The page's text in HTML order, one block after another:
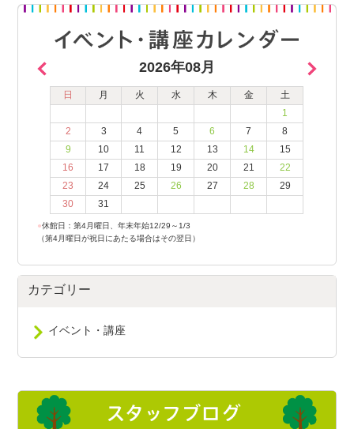
2026年08月
日 月 火 水 木 金
土
1
2
3 4 5 6 7
8
9
10 11 12 13 14
15
16
17 18 19 20 21
22
23
24 25 26 27 28
29
30
31
●休館日：第4月曜日、年末年始12/29～1/3
（第4月曜日が祝日にあたる場合はその翌日）
カテゴリー
イベント・講座